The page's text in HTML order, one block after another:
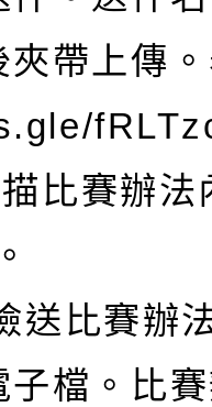
夾帶上傳
比賽辦法
比賽辦
子檔。比